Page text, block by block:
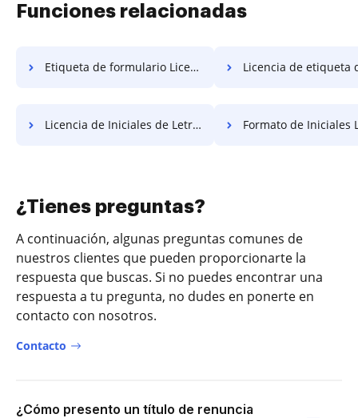
Funciones relacionadas
Etiqueta de formulario Licencia gratuita Licencia de etiqueta de
Licencia de Iniciales de Letras Gratis Formato de Iniciales
¿Tienes preguntas?
A continuación, algunas preguntas comunes de
nuestros clientes que pueden proporcionarte la
respuesta que buscas. Si no puedes encontrar una
respuesta a tu pregunta, no dudes en ponerte en
contacto con nosotros.
Contacto
¿Cómo presento un título de renuncia